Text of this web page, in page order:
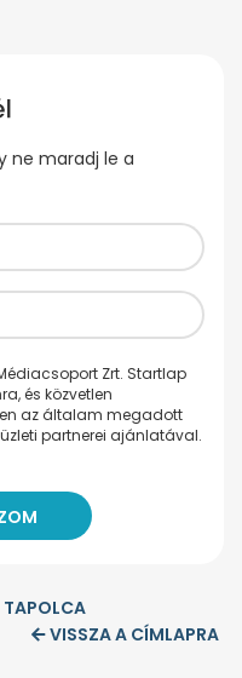
ne maradj le a
Zrt. Startlap
és közvetlen
az általam megadott
partnerei ajánlatával.
TAPOLCA
VISSZA A CÍMLAPRA